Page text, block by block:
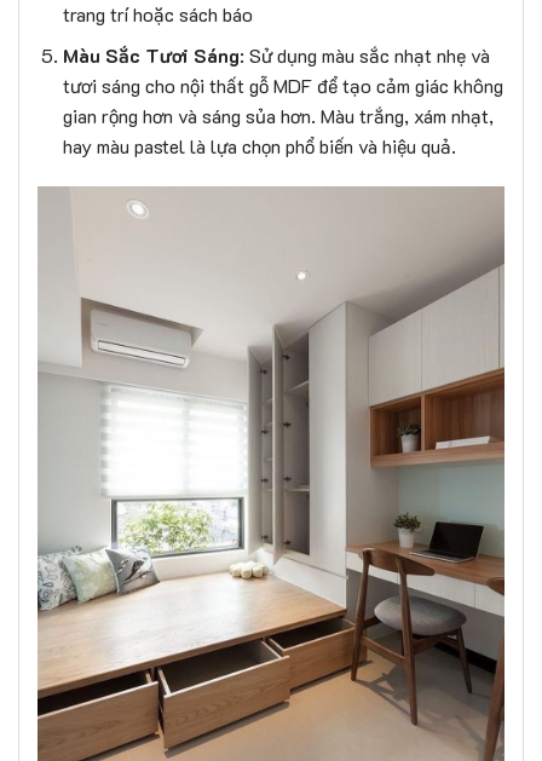
trang trí hoặc sách báo
Màu Sắc Tươi Sáng: Sử dụng màu sắc nhạt nhẹ và
tươi sáng cho nội thất gỗ MDF để tạo cảm giác không
gian rộng hơn và sáng sủa hơn. Màu trắng, xám nhạt,
hay màu pastel là lựa chọn phổ biến và hiệu quả.